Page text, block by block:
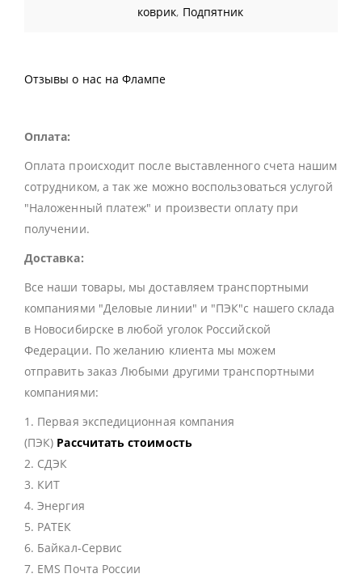
коврик, Подпятник
Отзывы о нас на Флампе
Оплата:
Оплата происходит после выставленного счета нашим
сотрудником, а так же можно воспользоваться услугой
"Наложенный платеж" и произвести оплату при
получении.
Доставка:
Все наши товары, мы доставляем транспортными
компаниями "Деловые линии" и "ПЭК"с нашего склада
в Новосибирске в любой уголок Российской
Федерации. По желанию клиента мы можем
отправить заказ Любыми другими транспортными
компаниями:
1. Первая экспедиционная компания
(ПЭК) Рассчитать стоимость
2. СДЭК
3. КИТ
4. Энергия
5. РАТЕК
6. Байкал-Сервис
7. EMS Почта России